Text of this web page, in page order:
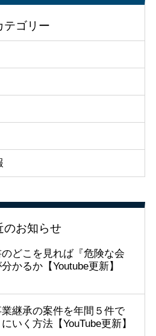
テゴリー
のお知らせ
どこを見れば『危険な会
かるか【Youtube更新】
継承の案件を年間５件で
いく方法【YouTube更新】